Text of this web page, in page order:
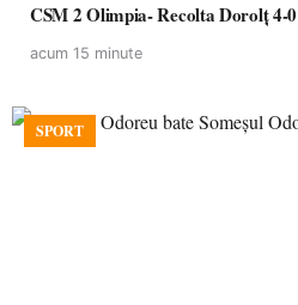
CSM 2 Olimpia- Recolta Dorolț 4-0
acum 15 minute
SPORT